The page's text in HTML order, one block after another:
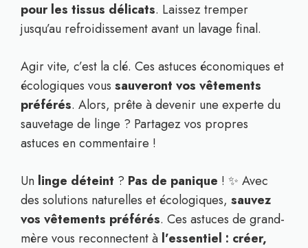
pour les tissus délicats. Laissez tremper
jusqu’au refroidissement avant un lavage final.
Agir vite, c’est la clé. Ces astuces économiques et
écologiques vous sauveront vos vêtements
préférés. Alors, prête à devenir une experte du
sauvetage de linge ? Partagez vos propres
astuces en commentaire !
Un linge déteint ? Pas de panique ! ✨ Avec
des solutions naturelles et écologiques, sauvez
vos vêtements préférés. Ces astuces de grand-
mère vous reconnectent à l’essentiel : créer,